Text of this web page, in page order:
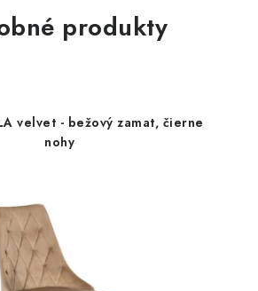
produkty
velvet - bežový zamat, čierne
nohy